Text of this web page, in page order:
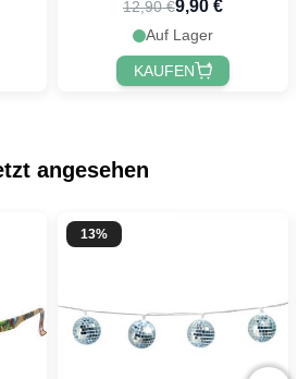
12,90 €9,90 €
Auf Lager
KAUFEN
angesehen
13%